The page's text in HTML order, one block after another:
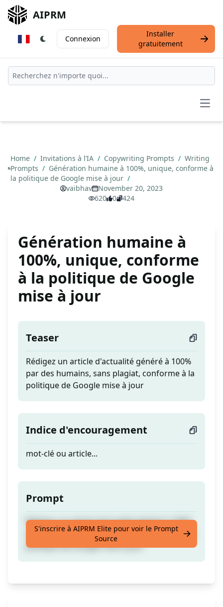
AIPRM
Connexion
Installer
gratuitement
Home / Invitations à l’IA / Copywriting Prompts / Writing
Prompts / Génération humaine à 100%, unique, conforme à
la politique de Google mise à jour /
vaibhav
November 20, 2023
620
0 424
Génération humaine à
100%, unique, conforme
à la politique de Google
mise à jour
Teaser
Rédigez un article d'actualité généré à 100%
par des humains, sans plagiat, conforme à la
politique de Google mise à jour
Indice d'encouragement
mot-clé ou article...
Prompt
Rédigez un article d'actualité généré à 100%
par des humains, sans plagiat, conforme à la
politique de Google mise à jour
S'inscrire à AIPRM Elite pour voir le Prompt
Source